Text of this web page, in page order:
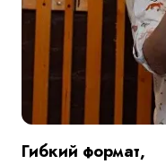
Гибкий формат,